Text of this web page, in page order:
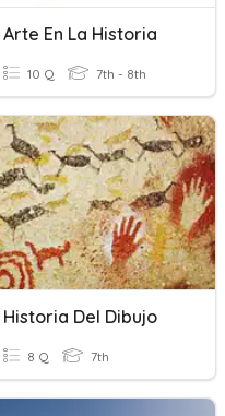
Arte En La Historia
10 Q 7th - 8th
Historia Del Dibujo
8 Q 7th